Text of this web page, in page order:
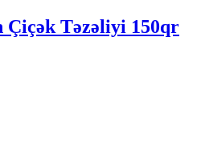
Çiçək Təzəliyi 150qr